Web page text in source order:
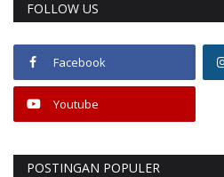
FOLLOW US
Facebook
Youtube
POSTINGAN POPULER